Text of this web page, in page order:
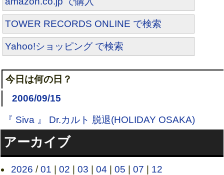
TOWER RECORDS ONLINE で検索
Yahoo!ショッピング で検索
今日は何の日？
2006/09/15
『 Siva 』 Dr.カルト 脱退(HOLIDAY OSAKA)
アーカイブ
2026 /01 02 03 04 05 07
12